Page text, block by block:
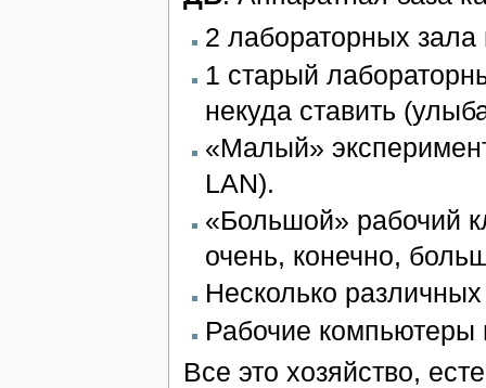
2 лабораторных
1 старый
некуда ставить
«Малый»
LAN).
«Большой» рабочий
очень, конечно,
Несколько
Рабочие компьютеры
Все это хозяйство,